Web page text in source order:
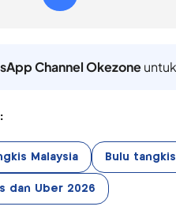
Channel Okezone
Malaysia Bulu tangkis
dan Uber 2026